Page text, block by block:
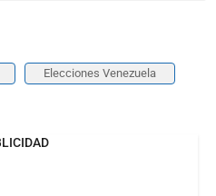
Elecciones Venezuela